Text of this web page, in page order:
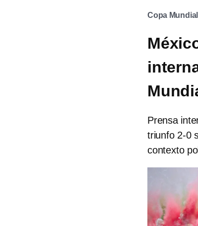
Copa
Prensa
triunfo 2-0
contexto